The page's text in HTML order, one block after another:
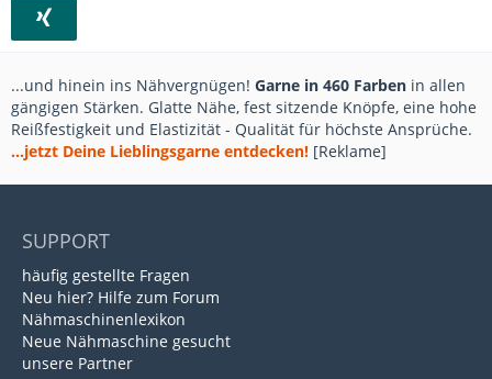
...und hinein ins Nähvergnügen! Garne in 460 Farben in allen
gängigen Stärken. Glatte Nähe, fest sitzende Knöpfe, eine hohe
Reißfestigkeit und Elastizität - Qualität für höchste Ansprüche.
...jetzt Deine Lieblingsgarne entdecken! [Reklame]
SUPPORT
häufig gestellte Fragen
Neu hier? Hilfe zum Forum
Nähmaschinenlexikon
Neue Nähmaschine gesucht
unsere Partner